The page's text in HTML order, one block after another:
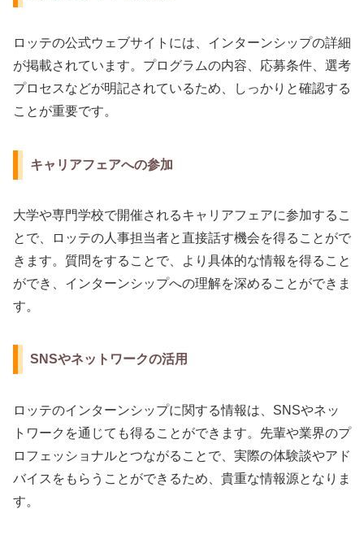
ロッテの公式ウェブサイトには、インターンシップの詳細
が掲載されています。プログラムの内容、応募条件、選考
プロセスなどが明記されているため、しっかりと確認する
ことが重要です。
キャリアフェアへの参加
大学や専門学校で開催されるキャリアフェアに参加するこ
とで、ロッテの人事担当者と直接話す機会を得ることがで
きます。質問をすることで、より具体的な情報を得ること
ができ、インターンシップへの理解を深めることができま
す。
SNSやネットワークの活用
ロッテのインターンシップに関する情報は、SNSやネッ
トワークを通じても得ることができます。先輩や業界のプ
ロフェッショナルとつながることで、実際の体験談やアド
バイスをもらうことができるため、貴重な情報源となりま
す。